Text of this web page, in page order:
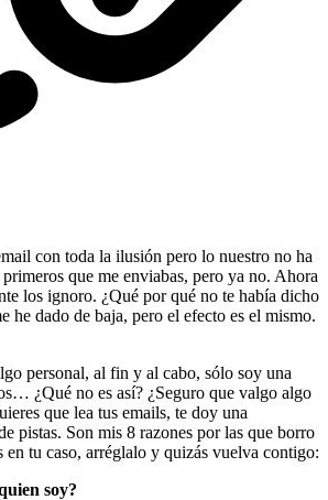
con toda la ilusión pero lo nuestro no ha
que me enviabas, pero ya no. Ahora
los ignoro. ¿Qué por qué no te había dicho
he dado de baja, pero el efecto es el mismo.
personal, al fin y al cabo, sólo soy una
¿Qué no es así? ¿Seguro que valgo algo
que lea tus emails, te doy una
pistas. Son mis 8 razones por las que borro
en tu caso, arréglalo y quizás vuelva contigo:
soy?